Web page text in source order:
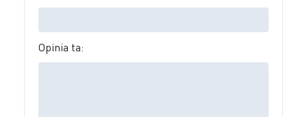
Opinia ta: